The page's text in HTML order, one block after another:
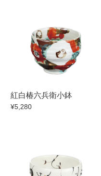
紅白椿六兵衛小鉢
¥5,280